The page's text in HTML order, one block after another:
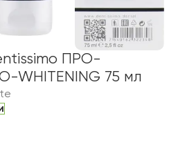
ПРО-
WHITENING 75 мл